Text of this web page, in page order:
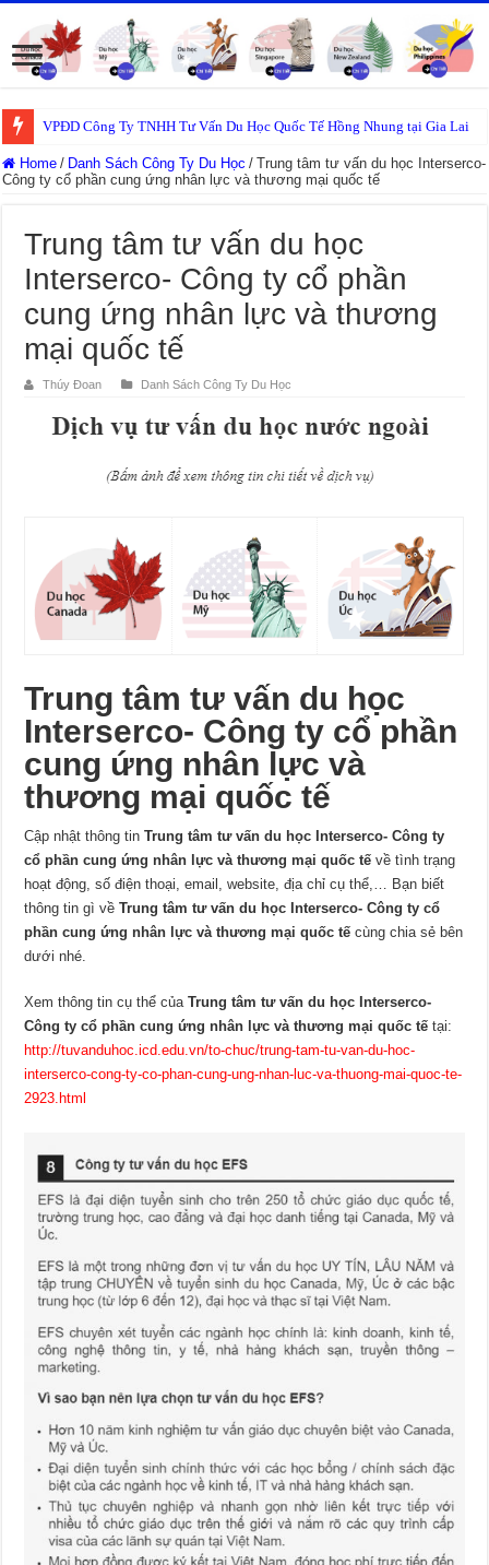
VPĐD Công Ty TNHH Tư Vấn Du Học Quốc Tế Hồng Nhung tại Gia Lai
Home / Danh Sách Công Ty Du Học / Trung tâm tư vấn du học Interserco-
Công ty cổ phần cung ứng nhân lực và thương mại quốc tế
Trung tâm tư vấn du học
Interserco- Công ty cổ phần
cung ứng nhân lực và thương
mại quốc tế
Thúy Đoan Danh Sách Công Ty Du Học
Trung tâm tư vấn du học
Interserco- Công ty cổ phần
cung ứng nhân lực và
thương mại quốc tế
Cập nhật thông tinTrung tâm tư vấn du học Interserco- Công ty
cổ phần cung ứng nhân lực và thương mại quốc tế về tình trạng
hoạt động, số điện thoại, email, website, địa chỉ cụ thể,… Bạn biết
thông tin gì vềTrung tâm tư vấn du học Interserco- Công ty cổ
phần cung ứng nhân lực và thương mại quốc tế cùng chia sẻ bên
dưới nhé.
Xem thông tin cụ thể củaTrung tâm tư vấn du học Interserco-
Công ty cổ phần cung ứng nhân lực và thương mại quốc tế tại:
http://tuvanduhoc.icd.edu.vn/to-chuc/trung-tam-tu-van-du-hoc-
interserco-cong-ty-co-phan-cung-ung-nhan-luc-va-thuong-mai-quoc-te-
2923.html